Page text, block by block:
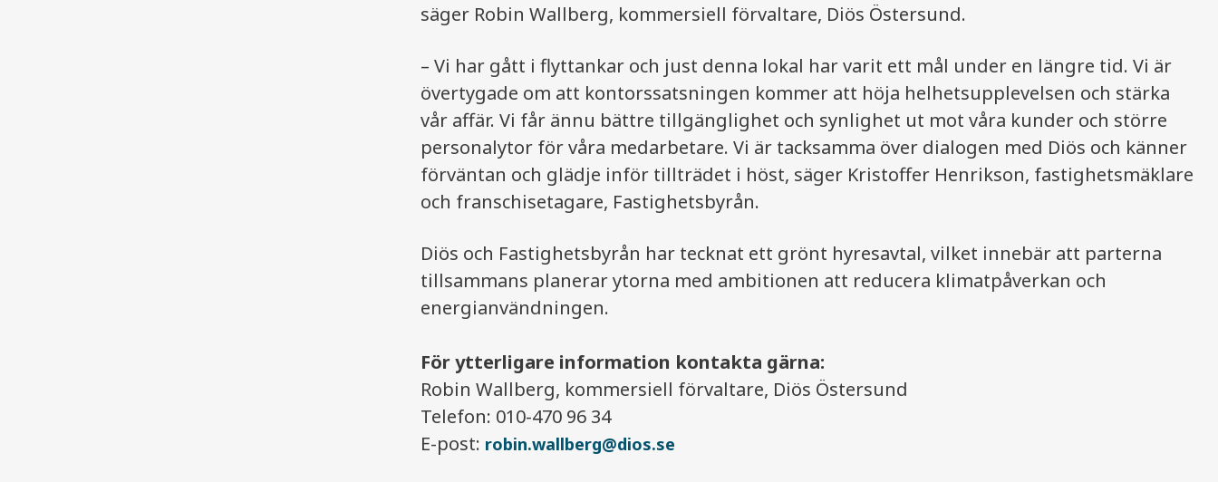
säger Robin Wallberg, kommersiell förvaltare, Diös Östersund.
– Vi har gått i flyttankar och just denna lokal har varit ett mål under en längre tid. Vi är
övertygade om att kontorssatsningen kommer att höja helhetsupplevelsen och stärka
vår affär. Vi får ännu bättre tillgänglighet och synlighet ut mot våra kunder och större
personalytor för våra medarbetare. Vi är tacksamma över dialogen med Diös och känner
förväntan och glädje inför tillträdet i höst, säger Kristoffer Henrikson, fastighetsmäklare
och franschisetagare, Fastighetsbyrån.
Diös och Fastighetsbyrån har tecknat ett grönt hyresavtal, vilket innebär att parterna
tillsammans planerar ytorna med ambitionen att reducera klimatpåverkan och
energianvändningen.
För ytterligare information kontakta gärna:
Robin Wallberg, kommersiell förvaltare, Diös Östersund
Telefon: 010-470 96 34
E-post: robin.wallberg@dios.se